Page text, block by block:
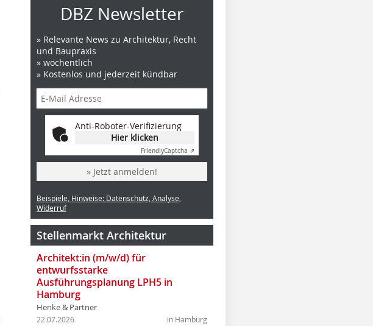
DBZ Newsletter
» Relevante News zu Architektur, Recht
und Baupraxis
» wöchentlich
» Kostenlos und jederzeit kündbar
Anti-Roboter-Verifizierung
Hier klicken
FriendlyCaptcha ⇗
» Jetzt anmelden!
Beispiele, Hinweise: Datenschutz, Analyse,
Widerruf
Stellenmarkt Architektur
Architekt:in (m/w/d) für
entwurfsstarke
Ausführungsplanung LPH5 in
Hamburg
Henke & Partner
in Hamburg
22.07.2026